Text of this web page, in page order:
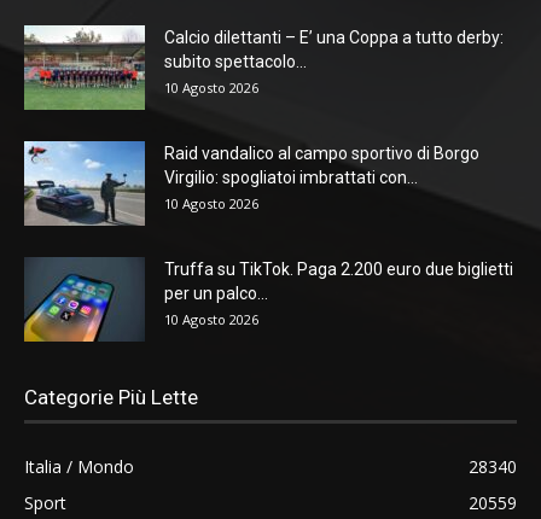
Calcio dilettanti – E’ una Coppa a tutto derby:
subito spettacolo...
10 Agosto 2026
Raid vandalico al campo sportivo di Borgo
Virgilio: spogliatoi imbrattati con...
10 Agosto 2026
Truffa su TikTok. Paga 2.200 euro due biglietti
per un palco...
10 Agosto 2026
Categorie Più Lette
Italia / Mondo
28340
Sport
20559